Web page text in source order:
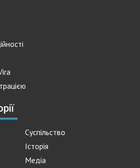
Суспільство
Історія
Медіа